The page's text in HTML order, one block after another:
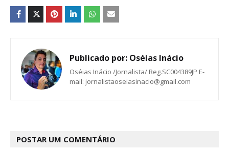
Publicado por: Oséias Inácio
Oséias Inácio /Jornalista/ Reg.SC004389JP E-
mail: jornalistaoseiasinacio@gmail.com
POSTAR UM COMENTÁRIO